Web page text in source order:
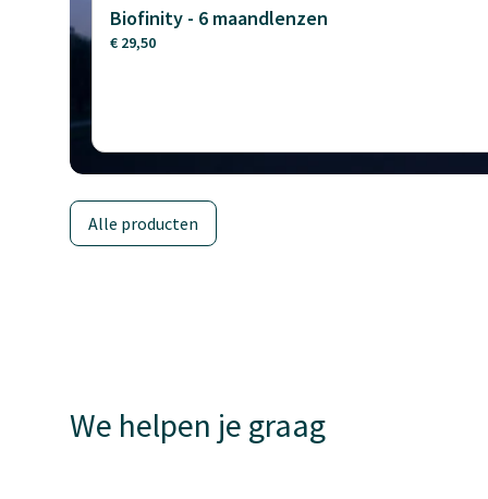
Biofinity - 6 maandlenzen
€ 29,50
Alle producten
We helpen je graag